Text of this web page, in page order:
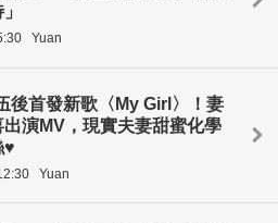
Yuan
後首發新歌〈My Girl〉！妻
演MV，現實夫妻甜蜜化學
♥
Yuan